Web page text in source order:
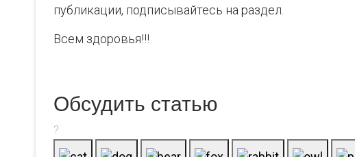
публикации, подписывайтесь на раздел.
Всем здоровья!!!
Обсудить статью
?